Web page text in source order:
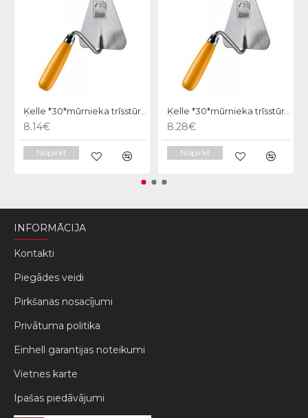
Ķelle *30*mūrnieka trīsstūra 18cm, Hardy
8.14€
Nopirkt
Ķelle *30*mūrnieka trīsstūra 20cm, Hardy
8.28€
Nopirkt
INFORMĀCIJA
Kontakti
Piegādes veidi
Pirkšanas nosacījumi
Privātuma politika
Einhell garantijas noteikumi
Vietnes karte
Ipašas piedāvājumi